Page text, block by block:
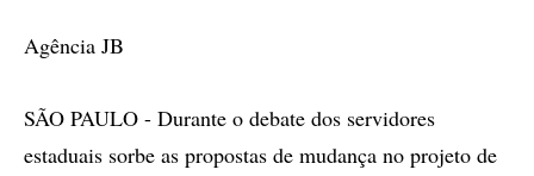
Agência JB
SÃO PAULO - Durante o debate dos servidores
estaduais sorbe as propostas de mudança no projeto de